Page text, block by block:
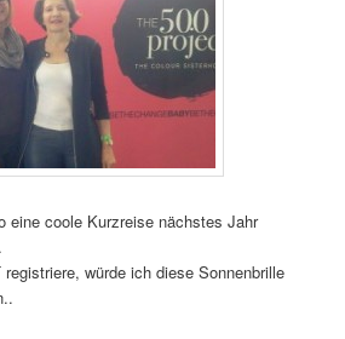
eine coole Kurzreise nächstes Jahr
würde ich diese Sonnenbrille